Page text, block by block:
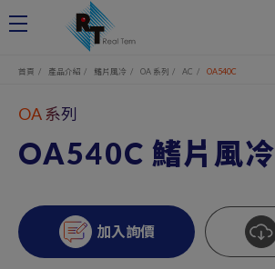
首頁 產品介紹 鰭片風冷 OA 系列 AC OA540C
OA 系列
OA540C 鰭片風冷
加入詢價
Cookie管理面板